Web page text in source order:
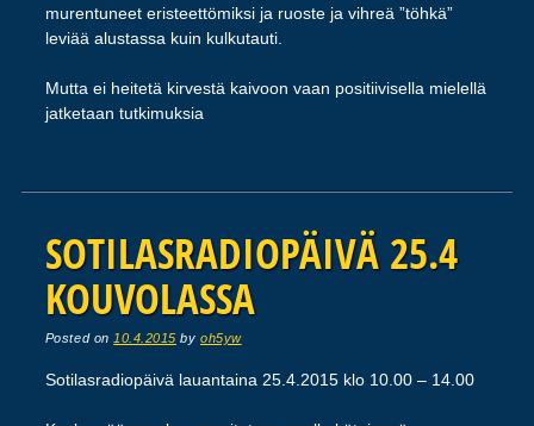
murentuneet eristeettömiksi ja ruoste ja vihreä ”töhkä”
leviää alustassa kuin kulkutauti.
Mutta ei heitetä kirvestä kaivoon vaan positiivisella mielellä
jatketaan tutkimuksia
SOTILASRADIOPÄIVÄ 25.4
KOUVOLASSA
Posted on 10.4.2015 byoh5yw
Sotilasradiopäivä lauantaina 25.4.2015 klo 10.00 – 14.00